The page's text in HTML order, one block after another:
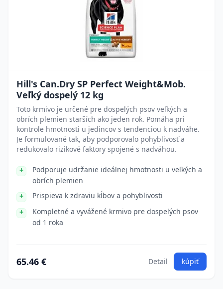
Hill's Can.Dry SP Perfect Weight&Mob.
Veľký dospelý 12 kg
Toto krmivo je určené pre dospelých psov veľkých a
obrích plemien starších ako jeden rok. Pomáha pri
kontrole hmotnosti u jedincov s tendenciou k nadváhe.
Je formulované tak, aby podporovalo pohyblivosť a
redukovalo rizikové faktory spojené s nadváhou.
Podporuje udržanie ideálnej hmotnosti u veľkých a
obrích plemien
Prispieva k zdraviu kĺbov a pohyblivosti
Kompletné a vyvážené krmivo pre dospelých psov
od 1 roka
65.46 € Detail kúpiť